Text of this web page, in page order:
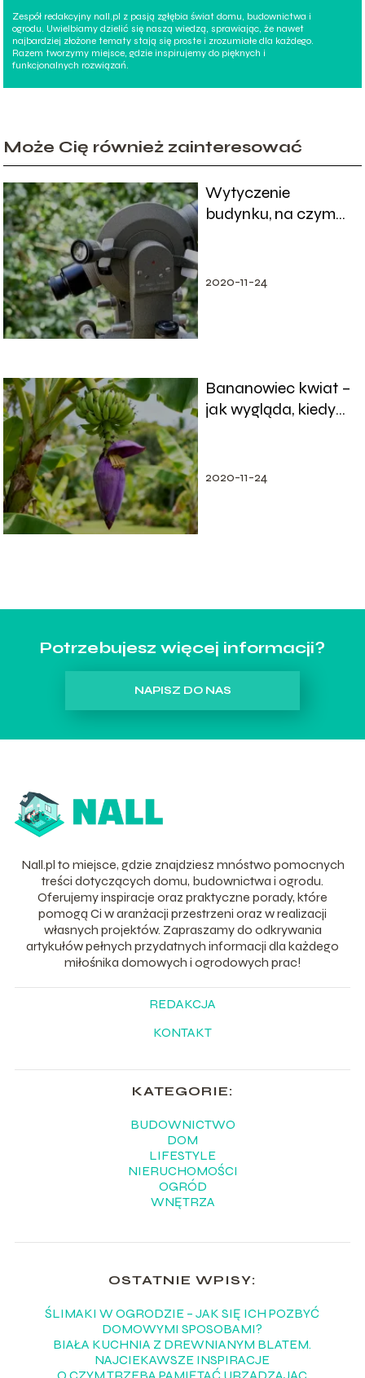
Zespół redakcyjny nall.pl z pasją zgłębia świat domu, budownictwa i
ogrodu. Uwielbiamy dzielić się naszą wiedzą, sprawiając, że nawet
najbardziej złożone tematy stają się proste i zrozumiałe dla każdego.
Razem tworzymy miejsce, gdzie inspirujemy do pięknych i
funkcjonalnych rozwiązań.
Może Cię również zainteresować
Wytyczenie
budynku, na czym
2020-11-24
Bananowiec kwiat –
jak wygląda, kiedy
2020-11-24
Potrzebujesz więcej informacji?
NAPISZ DO NAS
Nall.pl to miejsce, gdzie znajdziesz mnóstwo pomocnych
treści dotyczących domu, budownictwa i ogrodu.
Oferujemy inspiracje oraz praktyczne porady, które
pomogą Ci w aranżacji przestrzeni oraz w realizacji
własnych projektów. Zapraszamy do odkrywania
artykułów pełnych przydatnych informacji dla każdego
miłośnika domowych i ogrodowych prac!
REDAKCJA
KONTAKT
KATEGORIE:
BUDOWNICTWO
DOM
LIFESTYLE
NIERUCHOMOŚCI
OGRÓD
WNĘTRZA
OSTATNIE WPISY:
ŚLIMAKI W OGRODZIE – JAK SIĘ ICH POZBYĆ
DOMOWYMI SPOSOBAMI?
BIAŁA KUCHNIA Z DREWNIANYM BLATEM.
NAJCIEKAWSZE INSPIRACJE